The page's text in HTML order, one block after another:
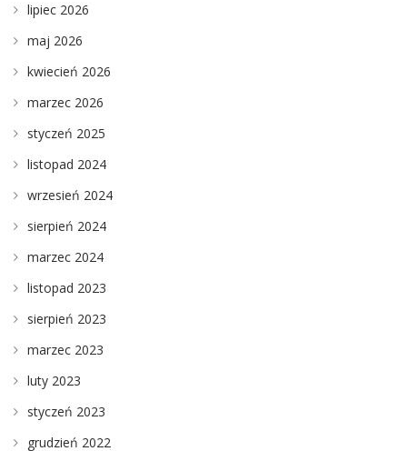
lipiec 2026
maj 2026
kwiecień 2026
marzec 2026
styczeń 2025
listopad 2024
wrzesień 2024
sierpień 2024
marzec 2024
listopad 2023
sierpień 2023
marzec 2023
luty 2023
styczeń 2023
grudzień 2022